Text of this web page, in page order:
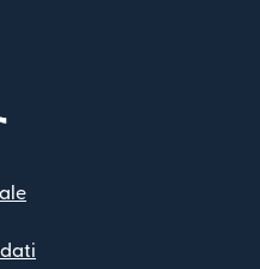
finestra)finestra)
una nuova finestra)
in una nuova finestra)